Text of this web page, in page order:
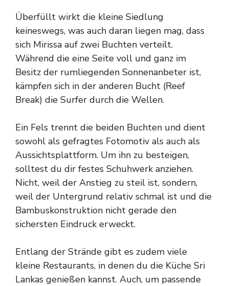
Überfüllt wirkt die kleine Siedlung
keineswegs, was auch daran liegen mag, dass
sich Mirissa auf zwei Buchten verteilt.
Während die eine Seite voll und ganz im
Besitz der rumliegenden Sonnenanbeter ist,
kämpfen sich in der anderen Bucht (Reef
Break) die Surfer durch die Wellen.
Ein Fels trennt die beiden Buchten und dient
sowohl als gefragtes Fotomotiv als auch als
Aussichtsplattform. Um ihn zu besteigen,
solltest du dir festes Schuhwerk anziehen.
Nicht, weil der Anstieg zu steil ist, sondern,
weil der Untergrund relativ schmal ist und die
Bambuskonstruktion nicht gerade den
sichersten Eindruck erweckt.
Entlang der Strände gibt es zudem viele
kleine Restaurants, in denen du die Küche Sri
Lankas genießen kannst. Auch, um passende